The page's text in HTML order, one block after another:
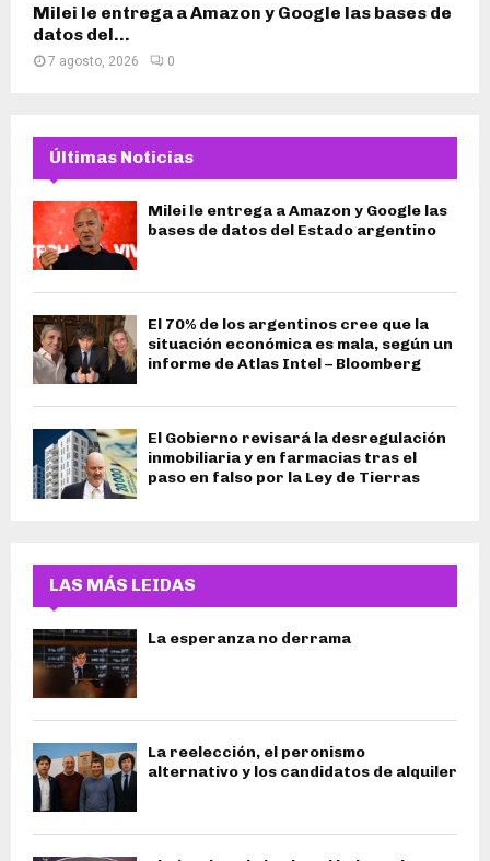
Milei le entrega a Amazon y Google las bases de
datos del...
7 agosto, 2026 0
Últimas Noticias
Milei le entrega a Amazon y Google las
bases de datos del Estado argentino
El 70% de los argentinos cree que la
situación económica es mala, según un
informe de Atlas Intel – Bloomberg
El Gobierno revisará la desregulación
inmobiliaria y en farmacias tras el
paso en falso por la Ley de Tierras
LAS MÁS LEIDAS
La esperanza no derrama
La reelección, el peronismo
alternativo y los candidatos de alquiler